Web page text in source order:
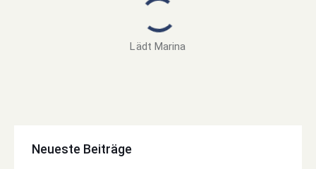
Lädt Marina
Neueste Beiträge